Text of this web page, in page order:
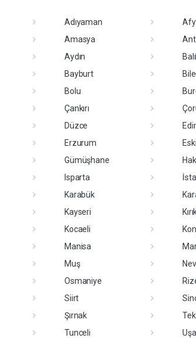
Adıyaman
Amasya
Aydın
Bayburt
Bolu
Çankırı
Düzce
Erzurum
Gümüşhane
Isparta
Karabük
Kayseri
Kocaeli
Manisa
Muş
Osmaniye
Siirt
Şırnak
Tunceli